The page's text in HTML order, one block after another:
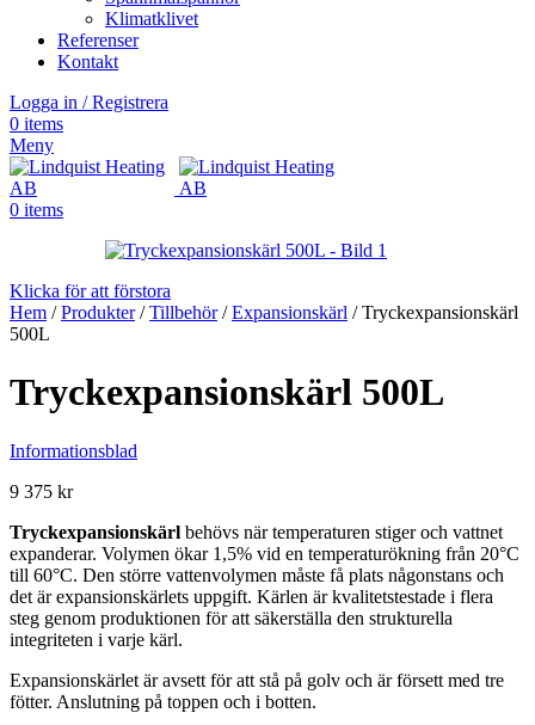
Klimatklivet
Referenser
Kontakt
Logga in / Registrera
0 items
Meny
0 items
Klicka för att förstora
Hem /Produkter/Tillbehör/Expansionskärl /Tryckexpansionskärl
500L
Tryckexpansionskärl 500L
Informationsblad
9 375 kr
Tryckexpansionskärl behövs när temperaturen stiger och vattnet
expanderar. Volymen ökar 1,5% vid en temperaturökning från 20°C
till 60°C. Den större vattenvolymen måste få plats någonstans och
det är expansionskärlets uppgift. Kärlen är kvalitetstestade i flera
steg genom produktionen för att säkerställa den strukturella
integriteten i varje kärl.
Expansionskärlet är avsett för att stå på golv och är försett med tre
fötter. Anslutning på toppen och i botten.